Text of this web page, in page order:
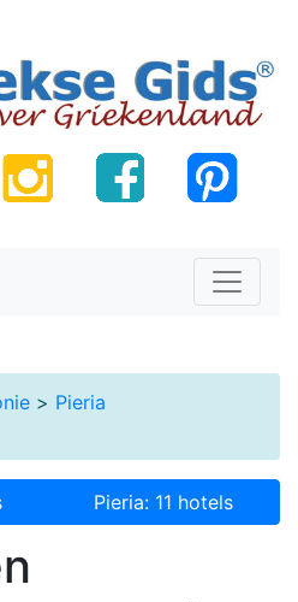
> Pieria
Pieria: 11 hotels